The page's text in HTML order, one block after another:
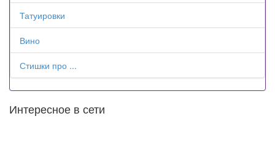
Татуировки
Вино
Стишки про ...
Интересное в сети